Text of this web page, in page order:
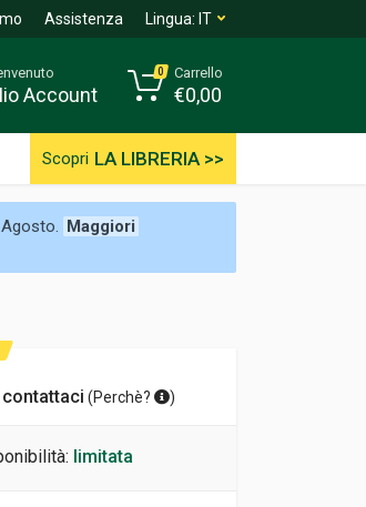
Assistenza Lingua: IT
Scopri LA LIBRERIA >>
Account
0 Carrello
€0,00
Maggiori
contattaci (Perchè? )
limitata